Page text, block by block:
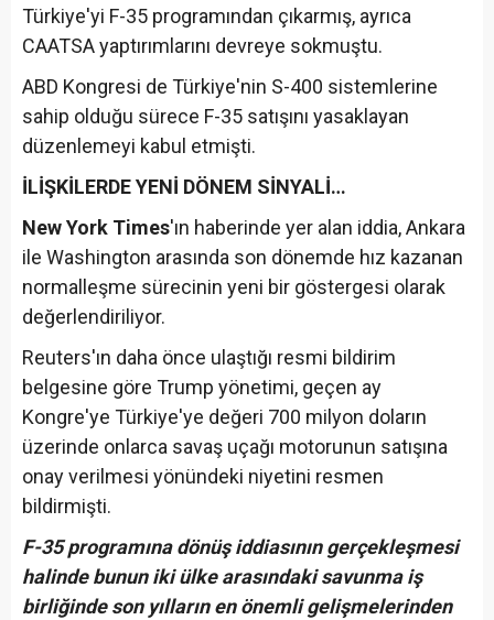
Türkiye'yi F-35 programından çıkarmış, ayrıca
CAATSA yaptırımlarını devreye sokmuştu.
ABD Kongresi de Türkiye'nin S-400 sistemlerine
sahip olduğu sürece F-35 satışını yasaklayan
düzenlemeyi kabul etmişti.
İLİŞKİLERDE YENİ DÖNEM SİNYALİ…
New York Times'ın haberinde yer alan iddia, Ankara
ile Washington arasında son dönemde hız kazanan
normalleşme sürecinin yeni bir göstergesi olarak
değerlendiriliyor.
Reuters'ın daha önce ulaştığı resmi bildirim
belgesine göre Trump yönetimi, geçen ay
Kongre'ye Türkiye'ye değeri 700 milyon doların
üzerinde onlarca savaş uçağı motorunun satışına
onay verilmesi yönündeki niyetini resmen
bildirmişti.
F-35 programına dönüş iddiasının gerçekleşmesi
halinde bunun iki ülke arasındaki savunma iş
birliğinde son yılların en önemli gelişmelerinden